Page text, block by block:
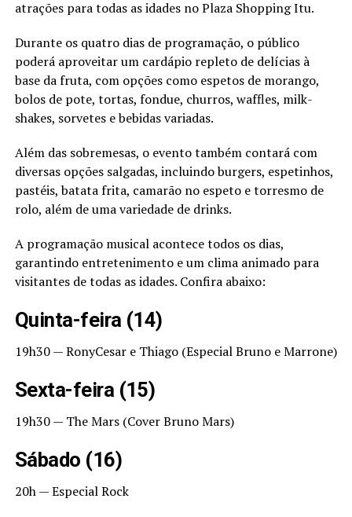
atrações para todas as idades no Plaza Shopping Itu.
Durante os quatro dias de programação, o público
poderá aproveitar um cardápio repleto de delícias à
base da fruta, com opções como espetos de morango,
bolos de pote, tortas, fondue, churros, waffles, milk-
shakes, sorvetes e bebidas variadas.
Além das sobremesas, o evento também contará com
diversas opções salgadas, incluindo burgers, espetinhos,
pastéis, batata frita, camarão no espeto e torresmo de
rolo, além de uma variedade de drinks.
A programação musical acontece todos os dias,
garantindo entretenimento e um clima animado para
visitantes de todas as idades. Confira abaixo:
Quinta-feira (14)
19h30 — RonyCesar e Thiago (Especial Bruno e Marrone)
Sexta-feira (15)
19h30 — The Mars (Cover Bruno Mars)
Sábado (16)
20h — Especial Rock